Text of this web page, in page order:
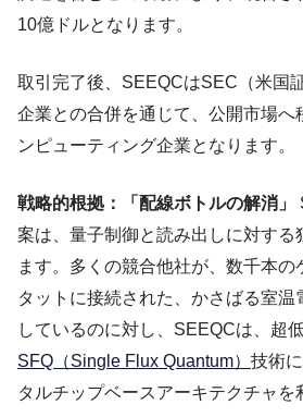
10億ドルとなります。
取引完了後、SEEQCはSEC（米国
企業との合併を通じて、公開市場へ
ンピューティング企業となります。
戦略的根拠：「配線ボトルの解消」
案は、量子制御と読み出しに対する
ます。多くの競合他社が、数千本の
タットに接続された、かさばる室
しているのに対し、SEEQCは、超
SFQ（Single Flux Quantum） 技術
タルチップベースアーキテクチャを